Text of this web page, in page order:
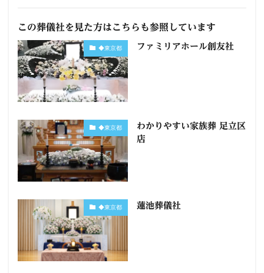
この葬儀社を見た方はこちらも参照しています
◆東京都 ファミリアホール創友社
◆東京都
わかりやすい家族葬 足立区
店
◆東京都 蓮池葬儀社